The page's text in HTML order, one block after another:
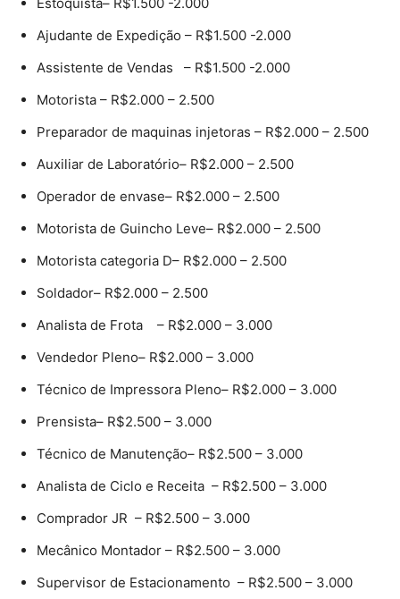
Ajudante de Expedição – R$1.500 -2.000
Assistente de Vendas – R$1.500 -2.000
Motorista – R$2.000 – 2.500
Preparador de maquinas injetoras – R$2.000 – 2.500
Auxiliar de Laboratório– R$2.000 – 2.500
Operador de envase– R$2.000 – 2.500
Motorista de Guincho Leve– R$2.000 – 2.500
Motorista categoria D– R$2.000 – 2.500
Soldador– R$2.000 – 2.500
Analista de Frota – R$2.000 – 3.000
Vendedor Pleno– R$2.000 – 3.000
Técnico de Impressora Pleno– R$2.000 – 3.000
Prensista– R$2.500 – 3.000
Técnico de Manutenção– R$2.500 – 3.000
Analista de Ciclo e Receita – R$2.500 – 3.000
Comprador JR – R$2.500 – 3.000
Mecânico Montador – R$2.500 – 3.000
Supervisor de Estacionamento – R$2.500 – 3.000